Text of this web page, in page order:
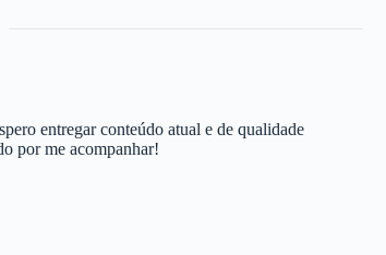
entregar conteúdo atual e de qualidade
por me acompanhar!